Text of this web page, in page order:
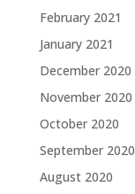
February 2021
January 2021
December 2020
November 2020
October 2020
September 2020
August 2020